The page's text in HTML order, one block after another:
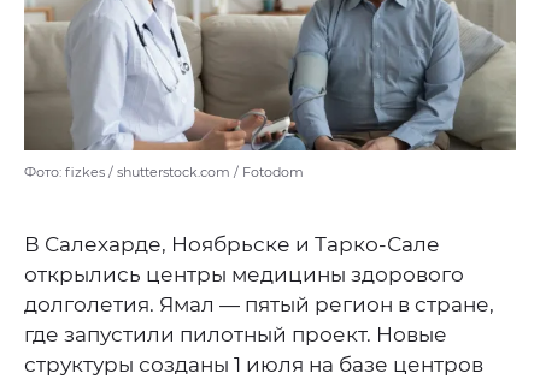
Фото: fizkes / shutterstock.com / Fotodom
В Салехарде, Ноябрьске и Тарко-Сале
открылись центры медицины здорового
долголетия. Ямал — пятый регион в стране,
где запустили пилотный проект. Новые
структуры созданы 1 июля на базе центров